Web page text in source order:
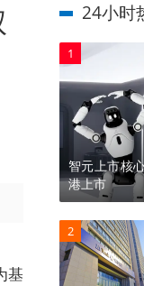
基
24小时
1
智元上市核
港上市
2